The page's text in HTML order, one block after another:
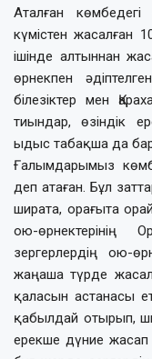
Аталған
күмістен
ішінде алтыннан
өрнекпен
білезіктер мен
тиындар, өзіндік
ыдыс табақша да
Ғалымдарымыз
деп атаған. Бұл
ширата, орағыта
ою-
зергерлердің ою-
жаңаша түрде
қаласын астанасы
қабылдай отырып,
ерекше дүние жасап